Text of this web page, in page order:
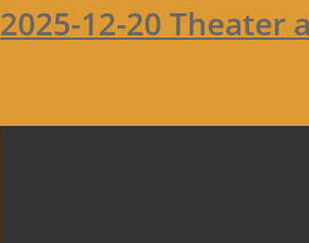
2025-12-20 Theater